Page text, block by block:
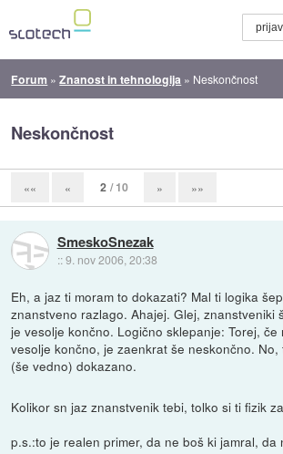
Forum »Znanost in tehnologija » Neskončnost
Neskončnost
«« « 2 / 10 » »»
SmeskoSnezak
::9. nov 2006, 20:38
Eh, a jaz ti moram to dokazati? Mal ti logika
znanstveno razlago. Ahajej. Glej, znanstveniki
je vesolje končno. Logično sklepanje: Torej, če
vesolje končno, je zaenkrat še neskončno.
(še vedno) dokazano.
Kolikor sn jaz znanstvenik tebi, tolko si ti fizik
p.s.:to je realen primer, da ne boš ki jamral, da